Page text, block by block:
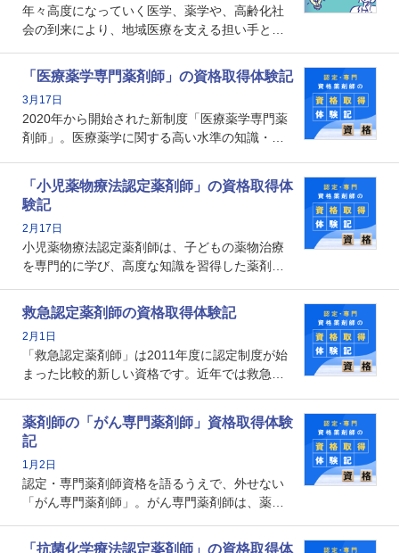
年々高度になっていく医学、薬学や、高齢化社
会の到来により、地域医療を支える担い手とし
で、重要度が増しているのが認定薬剤師という
資格です。認定薬剤師とはいったいどんな資格
なのでしょうか。それを取得するとどのような
メリットがあるのでしょうか。
「医療薬学専門薬剤師」の資格取得体験記
3月17日
2020年から開始された新制度「医療薬学専門薬
剤師」。医療薬学に関する高い水準の知識・技
剤師としての専門性を示す客観的な根拠の一つ
となります。取得要件は多岐に渡り、審査も複
数回ありますが、患者さんに対して一定の能力
の証明になる資格と言えます。
「小児薬物療法認定薬剤師」の資格取得体
験記
2月17日
小児薬物療法認定薬剤師は、子どもの薬物治療
を専門的に学び、高度な知識を習得した薬剤師
や、特有の疾患、心理状況を理解し、専門性を
深めることで、子どもとその保護者に寄り添え
る存在です。今回はそんな小児薬物療法認定薬
剤師の取得体験記をご紹介します。
救急認定薬剤師の資格取得体験記
2月1日
「救急認定薬剤師」は2011年度に認定制度が始
まった比較的新しい資格です。近年では救急病
とから、救急認定薬剤師を目指す病院薬剤師も
増えているのではないでしょうか。今回はそん
な救急認定薬剤師の取得体験記をご紹介しま
す。
薬剤師の「がん専門薬剤師」資格取得体験
記
1月2日
認定・専門薬剤師資格を語るうえで、外せない
「がん専門薬剤師」。がん専門薬剤師は、薬剤
関する資格として、2009年に発足しました。薬
「抗菌化学療法認定薬剤師」の資格取得体